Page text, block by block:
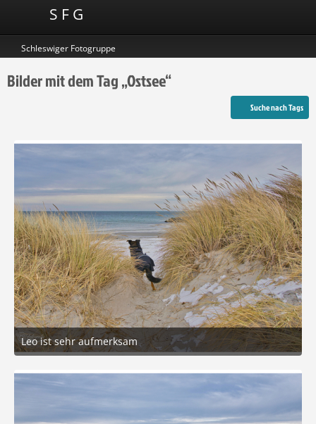
S F G
Schleswiger Fotogruppe
Bilder mit dem Tag „Ostsee“
Suche nach Tags
Leo ist sehr aufmerksam
24. Februar 2026 um 17:54